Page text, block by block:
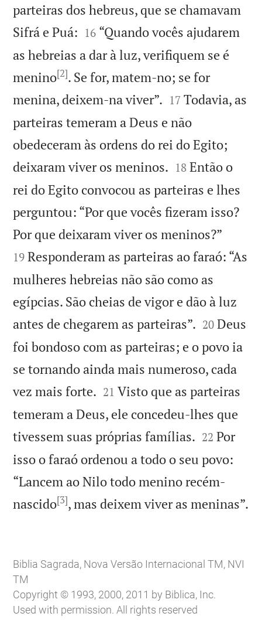
parteiras dos hebreus, que se chamavam
Sifrá e Puá: 

16 “Quando vocês ajudarem
as hebreias a dar à luz, verifiquem se é
menino[2]. Se for, matem-no; se for
menina, deixem-na viver”. 

17 Todavia, as
parteiras temeram a Deus e não
obedeceram às ordens do rei do Egito;
deixaram viver os meninos. 

18 Então o
rei do Egito convocou as parteiras e lhes
perguntou: “Por que vocês fizeram isso?
Por que deixaram viver os meninos?”
19 Responderam as parteiras ao faraó: “As
mulheres hebreias não são como as
egípcias. São cheias de vigor e dão à luz
antes de chegarem as parteiras”. 

20 Deus
foi bondoso com as parteiras; e o povo ia
se tornando ainda mais numeroso, cada
vez mais forte. 

21 Visto que as parteiras
temeram a Deus, ele concedeu-lhes que
tivessem suas próprias famílias. 

22 Por
isso o faraó ordenou a todo o seu povo:
“Lancem ao Nilo todo menino recém-
nascido[3], mas deixem viver as meninas”.
Biblia Sagrada, Nova Versão Internacional TM, NVI
TM
Copyright © 1993, 2000, 2011 by Biblica, Inc.
Used with permission. All rights reserved